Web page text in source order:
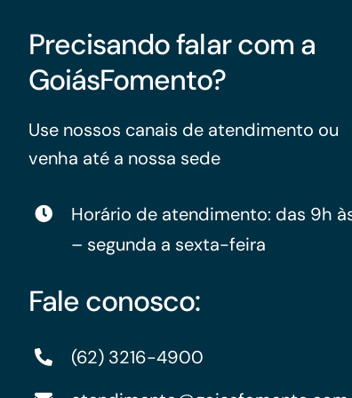
Precisando falar com a
GoiásFomento?
Use nossos canais de atendimento ou
venha até a nossa sede
Horário de atendimento: das 9h
– segunda a sexta-feira
Fale conosco:
(62) 3216-4900